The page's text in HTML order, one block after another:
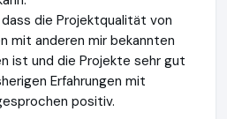
die Projektqualität von
mit anderen mir bekannten
ist und die Projekte sehr gut
Erfahrungen mit
positiv.